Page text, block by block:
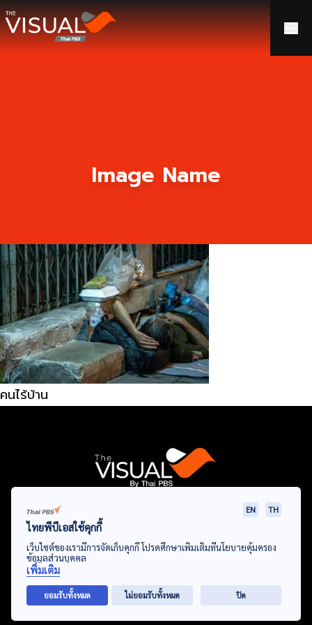
ข้ามไปยังเนื้อหา
Image Name
คนไร้บ้าน
Data VizArticles Topics
© Thai Public Broadcasting Service. All Rights Reserved
2024
ไทยพีบีเอสใช้คุกกี้
EN TH
เว็บไซต์ของเรามีการจัดเก็บคุกกี้ โปรดศึกษาเพิ่มเติมที่นโยบายคุ้มครอง
ข้อมูลส่วนบุคคล
เพิ่มเติม
ยอมรับทั้งหมด ไม่ยอมรับทั้งหมด ปิด